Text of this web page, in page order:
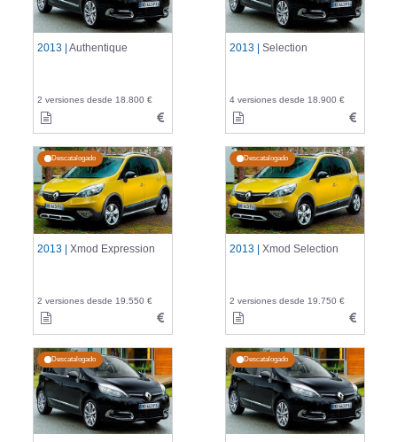
2013 | Authentique
2 versiones desde 18.800 €
2013 | Selection
4 versiones desde 18.900 €
Descatalogado
2013 | Xmod Expression
2 versiones desde 19.550 €
Descatalogado
2013 | Xmod Selection
2 versiones desde 19.750 €
Descatalogado Descatalogado